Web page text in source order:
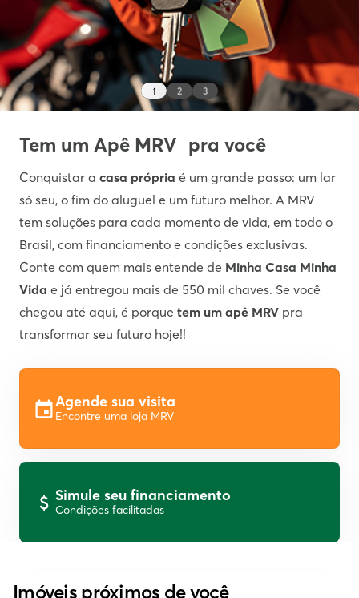
1 2 3
Tem um Apê MRV pra você
Conquistar a casa própria é um grande passo: um lar
só seu, o fim do aluguel e um futuro melhor. A MRV
tem soluções para cada momento de vida, em todo o
Brasil, com financiamento e condições exclusivas.
Conte com quem mais entende de Minha Casa Minha
Vida e já entregou mais de 550 mil chaves. Se você
chegou até aqui, é porque tem um apê MRV pra
transformar seu futuro hoje!!
Agende sua visita
Encontre uma loja MRV
Simule seu financiamento
Condições facilitadas
Imóveis próximos de você